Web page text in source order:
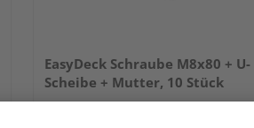
EasyDeck Schraube M8x80 + U-
Scheibe + Mutter, 10 Stück